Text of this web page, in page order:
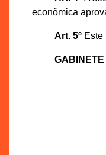
econômica
Art. 5ºEste
GABINETE